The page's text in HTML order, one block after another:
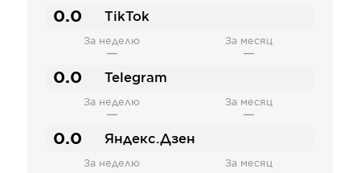
0.0 TikTok
За неделю
—
За месяц
—
0.0 Telegram
За неделю
—
За месяц
—
0.0 Яндекс.Дзен
За неделю За месяц